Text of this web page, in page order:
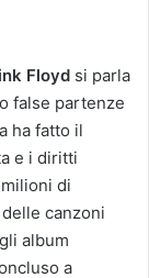
Floyd si parla
false partenze
ha fatto il
e i diritti
di
canzoni
album
a